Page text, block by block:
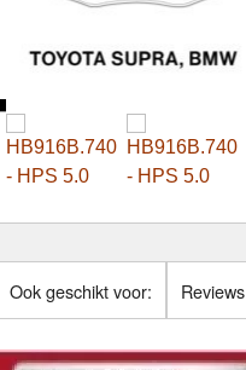
Ook geschikt voor: Reviews